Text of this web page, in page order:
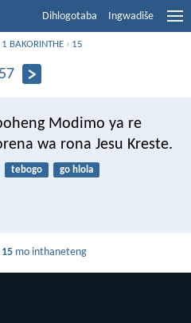
Dihlogotaba Ingwadiše
1 BAKORINTHE › 15
Modimo ya re
wa rona Jesu Kreste.
tebogo go hlola
15 mo inthaneteng